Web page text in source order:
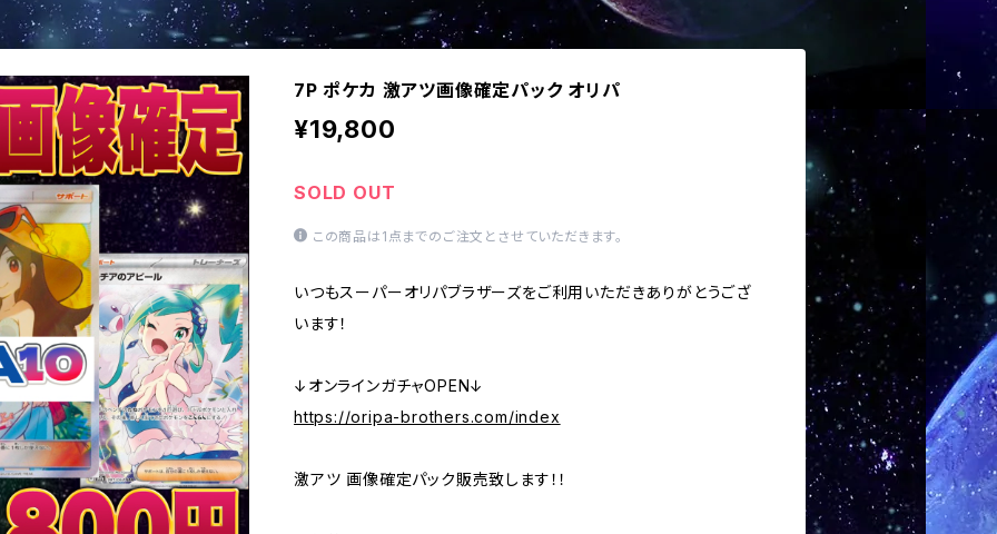
7P ポケカ 激アツ画像確定パック オリパ
¥19,800
SOLD OUT
この商品は1点までのご注文とさせていただきます。
いつもスーパーオリパブラザーズをご利用いただきありがとうござ
います！
↓オンラインガチャOPEN↓
https://oripa-brothers.com/index
激アツ 画像確定パック販売致します！！